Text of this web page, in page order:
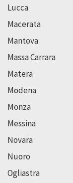
Lucca
Macerata
Mantova
Massa Carrara
Matera
Modena
Monza
Messina
Novara
Nuoro
Ogliastra